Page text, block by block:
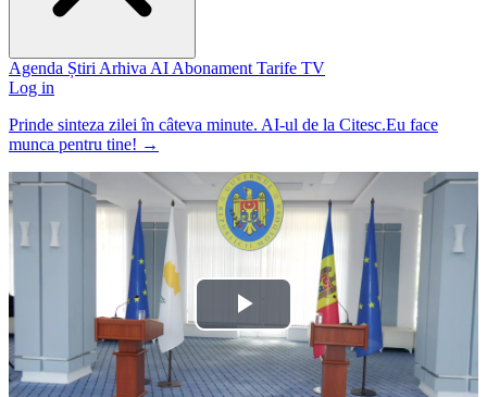
Agenda Știri Arhiva AI Abonament Tarife TV
Log in
Prinde sinteza zilei în câteva minute. AI-ul de la Citesc.Eu face
munca pentru tine! →
Play
Video